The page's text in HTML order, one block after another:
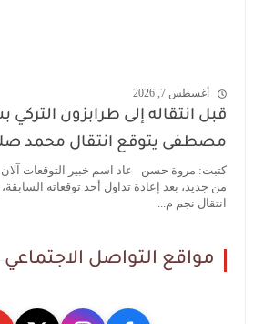
أغسطس 7, 2026
قبل انتقاله إلى طرابزون التركي
مصطفى يتوقع انتقال محمد
كتبت: مروة حسن عاد اسم خبير التوقعات
من جديد، بعد إعادة تداول أحد توقعاته
انتقال نجم م...
مواقع التواصل الاجتماعي